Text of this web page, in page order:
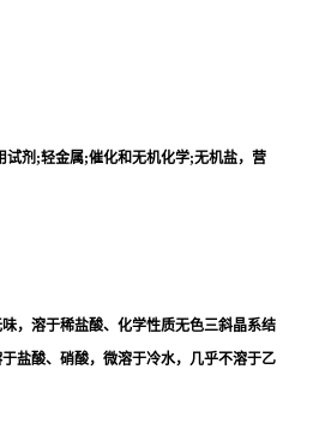
试剂;轻金属;催化和无机化学;无机盐，营
，溶于稀盐酸、 化学性质无色三斜晶系结
盐酸、硝酸，微溶于冷水，几乎不溶于乙